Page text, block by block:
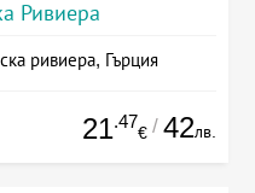
Ривиера
ривиера, Гърция
21.47
€ / 42лв.